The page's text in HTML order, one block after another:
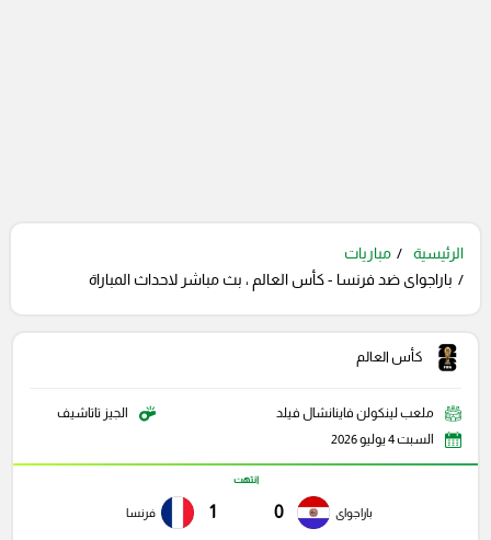
الرئيسية
مباريات
باراجواى ضد فرنسا - كأس العالم ، بث مباشر لاحداث المباراة
كأس العالم
ملعب لينكولن فاينانشال فيلد
الجيز تاتاشيف
السبت 4 يوليو 2026
باراجواى 0
انتهت
1 فرنسا